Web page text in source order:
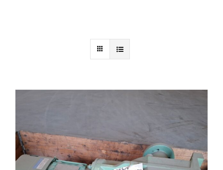
Dit leveren wij
Actueel
Contact